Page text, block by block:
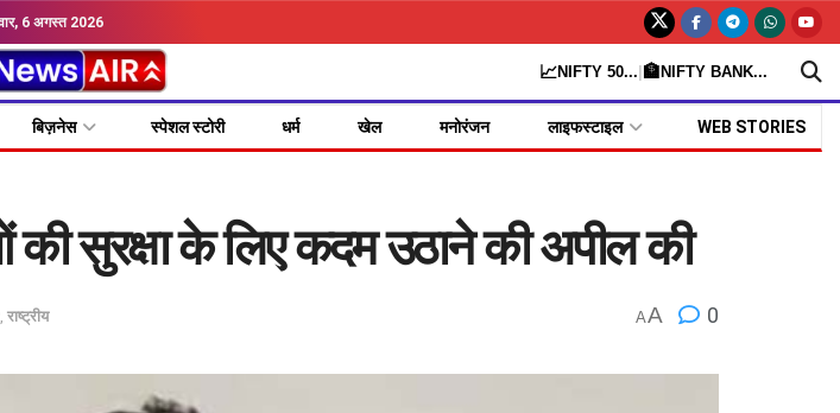
6 अगस्त 2026
📈NIFTY 50... 🏦NIFTY BANK...
बिज़नेस स्पेशल स्टोरी धर्म खेल मनोरंजन लाइफस्टाइल WEB STORIES
सुरक्षा के लिए कदम उठाने की अपील की
राष्ट्रीय AA 0